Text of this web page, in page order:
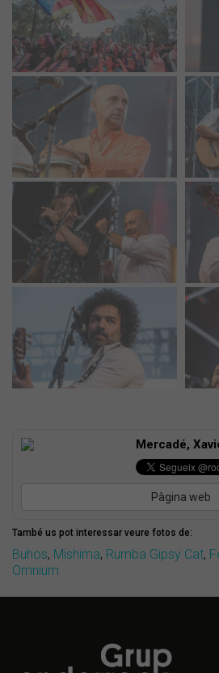
Mercadé,
Pàgina web
També us pot interessar veure fotos de:
Buhos, Mishima, Rumba Gipsy Cat,
Omnium